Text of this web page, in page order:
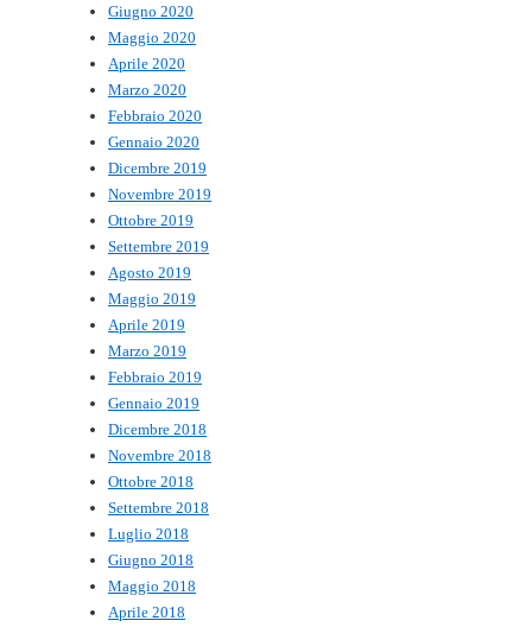
Giugno 2020
Maggio 2020
Aprile 2020
Marzo 2020
Febbraio 2020
Gennaio 2020
Dicembre 2019
Novembre 2019
Ottobre 2019
Settembre 2019
Agosto 2019
Maggio 2019
Aprile 2019
Marzo 2019
Febbraio 2019
Gennaio 2019
Dicembre 2018
Novembre 2018
Ottobre 2018
Settembre 2018
Luglio 2018
Giugno 2018
Maggio 2018
Aprile 2018